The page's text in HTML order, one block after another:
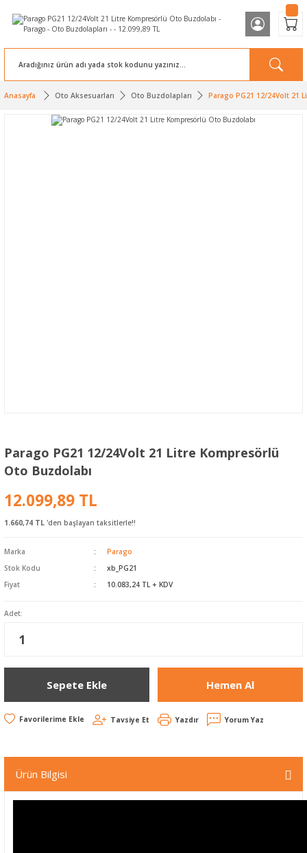
Anasayfa Oto Aksesuarları Oto Buzdolapları Parago PG21 12/24Volt 21
Parago PG21 12/24Volt 21 Litre Kompresörlü
Oto Buzdolabı
12.099,89 TL
1.660,74 TL 'den başlayan taksitlerle!!
Marka
Parago
Stok Kodu
xb_PG21
Fiyat
10.083,24 TL + KDV
Adet:
Sepete Ekle Hemen Al
Tavsiye Et Yazdır Yorum Yaz
Ürün Bilgisi